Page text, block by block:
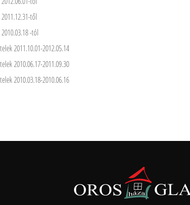
től
-tól
2011.10.01-2012.05.14
2010.06.17-2011.09.30
2010.03.18-2010.06.16